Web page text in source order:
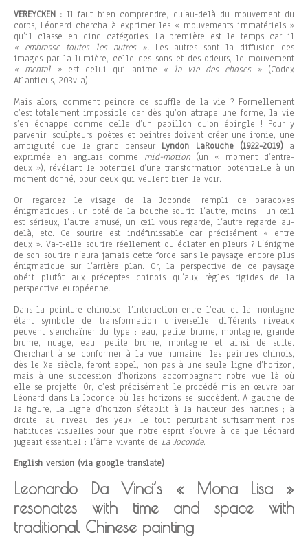
VEREYCKEN : Il faut bien comprendre, qu’au-delà du mouvement du
corps, Léonard chercha à exprimer les « mouvements immatériels »
qu’il classe en cinq catégories. La première est le temps car il
« embrasse toutes les autres ». Les autres sont la diffusion des
images par la lumière, celle des sons et des odeurs, le mouvement
« mental »est celui qui anime « la vie des choses » (Codex
Atlanticus, 203v-a).
Mais alors, comment peindre ce souffle de la vie ? Formellement
c’est totalement impossible car dès qu’on attrape une forme, la vie
s’en échappe comme celle d’un papillon qu’on épingle ! Pour y
parvenir, sculpteurs, poètes et peintres doivent créer une ironie, une
ambiguïté que le grand penseur Lyndon LaRouche (1922-2019)a
exprimée en anglais comme mid-motion(un « moment d’entre-
deux »), révélant le potentiel d’une transformation potentielle à un
moment donné, pour ceux qui veulent bien le voir.
Or, regardez le visage de la Joconde, rempli de paradoxes
énigmatiques : un coté de la bouche sourit, l’autre, moins ; un œil
est sérieux, l’autre amusé, un œil vous regarde, l’autre regarde au-
delà, etc. Ce sourire est indéfinissable car précisément « entre
deux ». Va-t-elle sourire réellement ou éclater en pleurs ? L’énigme
de son sourire n’aura jamais cette force sans le paysage encore plus
énigmatique sur l’arrière plan. Or, la perspective de ce paysage
obéit plutôt aux préceptes chinois qu’aux règles rigides de la
perspective européenne.
Dans la peinture chinoise, l’interaction entre l’eau et la montagne
étant symbole de transformation universelle, différents niveaux
peuvent s’enchaîner du type : eau, petite brume, montagne, grande
brume, nuage, eau, petite brume, montagne et ainsi de suite.
Cherchant à se conformer à la vue humaine, les peintres chinois,
dès le Xe siècle, feront appel, non pas à une seule ligne d’horizon,
mais à une succession d’horizons accompagnant notre vue là où
elle se projette. Or, c’est précisément le procédé mis en œuvre par
Léonard dans La Joconde où les horizons se succèdent. A gauche de
la figure, la ligne d’horizon s’établit à la hauteur des narines ; à
droite, au niveau des yeux, le tout perturbant suffisamment nos
habitudes visuelles pour que notre esprit s’ouvre à ce que Léonard
jugeait essentiel : l’âme vivante de La Joconde.
English version (via google translate)
Leonardo Da Vinci’s « Mona Lisa »
resonates with time and space with
traditional Chinese painting